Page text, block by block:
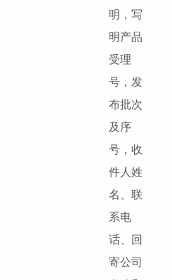
明，写
明产品
受理
号，发
布批次
及序
号，收
件人姓
名、联
系电
话、回
寄公司